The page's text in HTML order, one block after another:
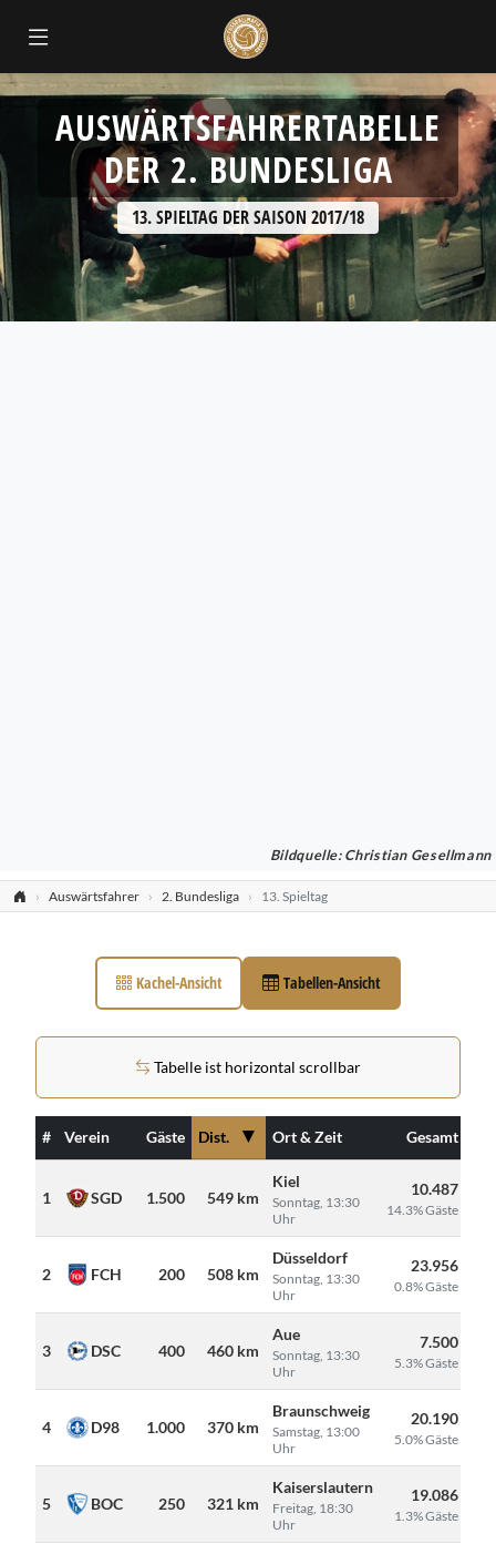
AUSWÄRTSFAHRERTABELLE
DER 2. BUNDESLIGA
13. SPIELTAG DER SAISON 2017/18
Bildquelle: Christian Gesellmann
Auswärtsfahrer 2. Bundesliga 13. Spieltag
Kachel-Ansicht Tabellen-Ansicht
Tabelle ist horizontal scrollbar
# Verein Gäste Dist. ▼ Ort & Zeit Gesamt
1 SGD 1.500 549 km
Kiel
Sonntag, 13:30
Uhr
10.487
14.3% Gäste
2 FCH 200 508 km
Düsseldorf
Sonntag, 13:30
Uhr
23.956
0.8% Gäste
3 DSC 400 460 km
Aue
Sonntag, 13:30
Uhr
7.500
5.3% Gäste
4 D98 1.000 370 km
Braunschweig
Samstag, 13:00
Uhr
20.190
5.0% Gäste
5 BOC 250 321 km
Kaiserslautern
Freitag, 18:30
Uhr
19.086
1.3% Gäste